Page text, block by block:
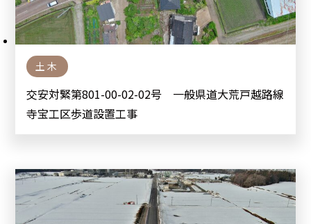
土木
交安対緊第801-00-02-02号 一般県道大荒戸越路線
寺宝工区歩道設置工事